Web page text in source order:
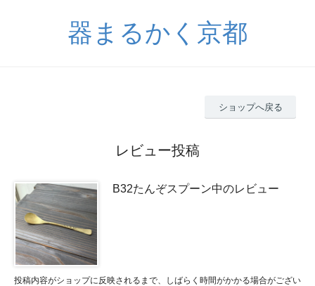
器まるかく京都
ショップへ戻る
レビュー投稿
B32たんぞスプーン中のレビュー
投稿内容がショップに反映されるまで、しばらく時間がかかる場合がござい